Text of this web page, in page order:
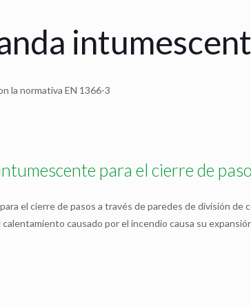
la normativa EN 1366-3
para el cierre de
el cierre de pasos a través de paredes de división de
causado por el incendio causa su